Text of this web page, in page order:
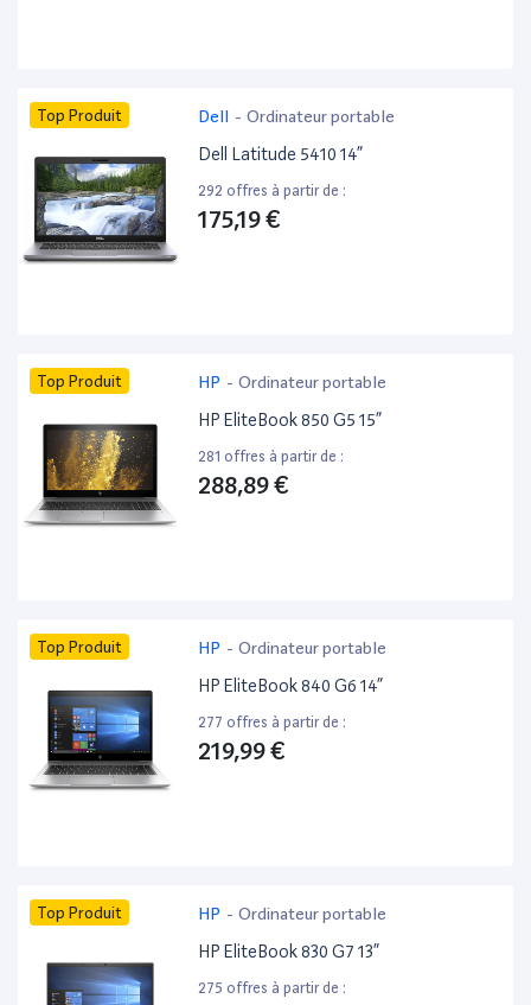
Top Produit Dell - Ordinateur portable
Dell Latitude 5410 14”
292 offres à partir de :
175,19 €
Top Produit HP - Ordinateur portable
HP EliteBook 850 G5 15”
281 offres à partir de :
288,89 €
Top Produit HP - Ordinateur portable
HP EliteBook 840 G6 14”
277 offres à partir de :
219,99 €
Top Produit HP - Ordinateur portable
HP EliteBook 830 G7 13”
275 offres à partir de :